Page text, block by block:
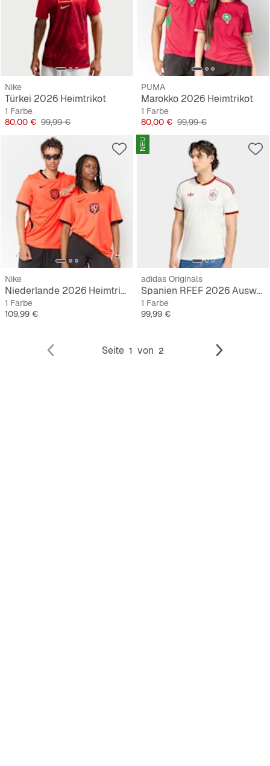
Nike
Türkei 2026 Heimtrikot
1 Farbe
Preis
80,00 € Originalpreis
99,99 €
PUMA
Marokko 2026 Heimtrikot
1 Farbe
Preis
80,00 € Originalpreis
99,99 €
Nike
Niederlande 2026 Heimtrikot
1 Farbe
Preis
109,99 €
NEU
adidas Originals
Spanien RFEF 2026 Auswärtstrikot
1 Farbe
Preis
99,99 €
Seite 1 von 2